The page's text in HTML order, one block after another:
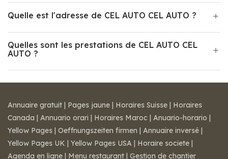
Quelle est l'adresse de CEL AUTO CEL AUTO ?
Quelles sont les prestations de CEL AUTO CEL
AUTO ?
Annuaire gratuit | Pages jaune | Horaires Suisse | Horaires
Canada | Annuario orari | Horaires Maroc | Anuario-horario |
Yellow Pages | Oeffnungszeiten firmen | Annuaire inversé |
Yellow Pages UK | Yellow Pages USA | Horaire societe |
Agenda en ligne | Menu restaurant | Gestion de chantier